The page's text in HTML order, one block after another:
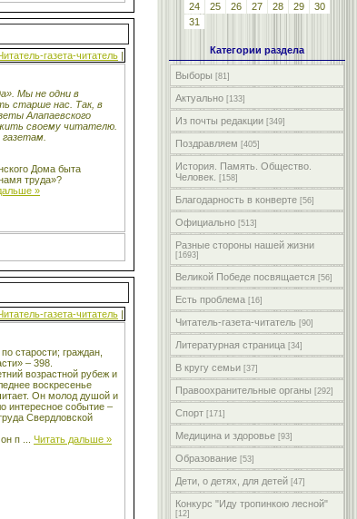
газета-читатель
Мы не одни в
старше нас. Так, в
Алапаевского
своему читателю.
Дома быта
труда»?
»
газета-читатель
старости; граждан,
– 398.
возрастной рубеж и
воскресенье
Он молод душой и
интересное событие –
Свердловской
п
Читать дальше »
24
25 26 27 28 29
30
31
Категории раздела
Выборы [81]
Актуально [133]
Из почты редакции [349]
Поздравляем [405]
История. Память. Общество.
Человек.
[158]
Благодарность в конверте [56]
Официально [513]
Разные стороны нашей жизни
[1693]
Великой Победе посвящается [56]
Есть проблема [16]
Читатель-газета-читатель [90]
Литературная страница [34]
В кругу семьи [37]
Правоохранительные органы [292]
Спорт [171]
Медицина и здоровье [93]
Образование [53]
Дети, о детях, для детей [47]
Конкурс "Иду тропинкою лесной"
[12]